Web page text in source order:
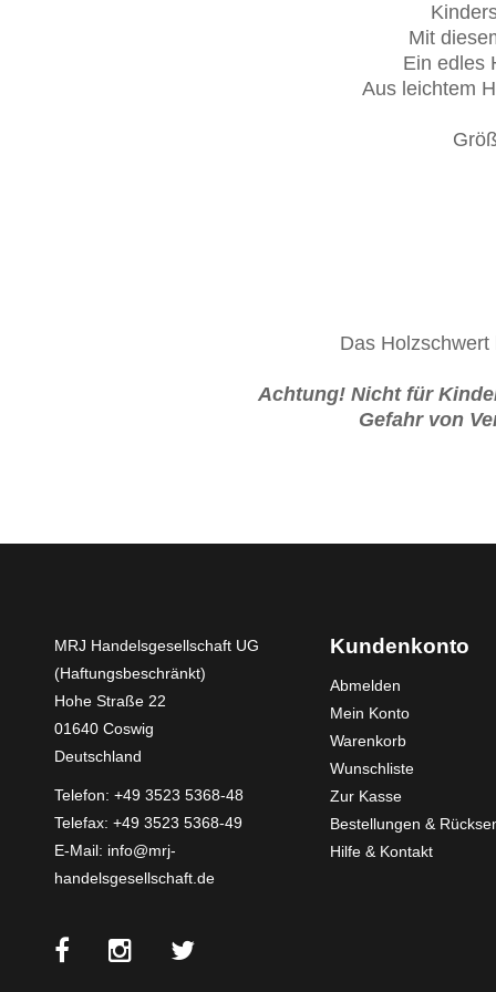
Mit
Ein edles
Aus leichtem
Das
Achtung! Nicht für
Gefahr von
MRJ Handelsgesellschaft UG
(Haftungsbeschränkt)
Hohe Straße 22
01640 Coswig
Deutschland
Telefon: +49 3523 5368-48
Telefax: +49 3523 5368-49
E-Mail: info@mrj-
handelsgesellschaft.de
Kundenkonto
Abmelden
Mein Konto
Warenkorb
Wunschliste
Zur Kasse
Bestellungen &
Hilfe & Kontakt